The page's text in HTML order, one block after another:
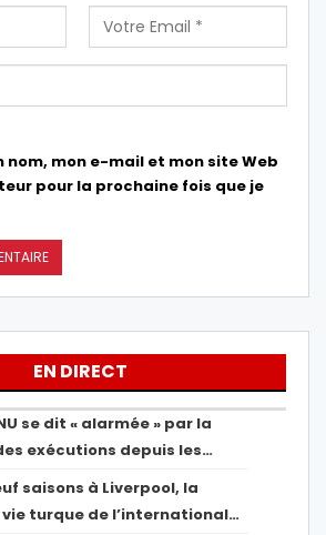
nom, mon e-mail et mon site Web
pour la prochaine fois que je
EN DIRECT
se dit « alarmée » par la
exécutions depuis les…
saisons à Liverpool, la
vie turque de l’international…